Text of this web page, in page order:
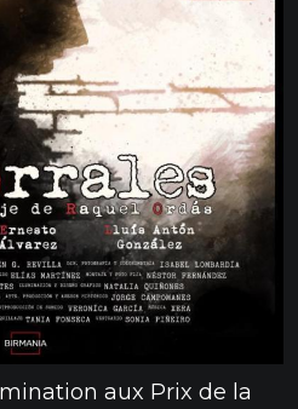
aux Prix de la